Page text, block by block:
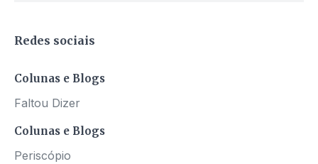
Redes sociais
Colunas e Blogs
Faltou Dizer
Colunas e Blogs
Periscópio